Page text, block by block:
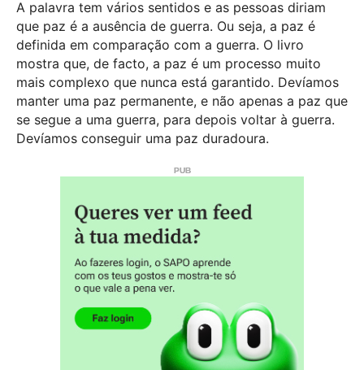
A palavra tem vários sentidos e as pessoas diriam
que paz é a ausência de guerra. Ou seja, a paz é
definida em comparação com a guerra. O livro
mostra que, de facto, a paz é um processo muito
mais complexo que nunca está garantido. Devíamos
manter uma paz permanente, e não apenas a paz que
se segue a uma guerra, para depois voltar à guerra.
Devíamos conseguir uma paz duradoura.